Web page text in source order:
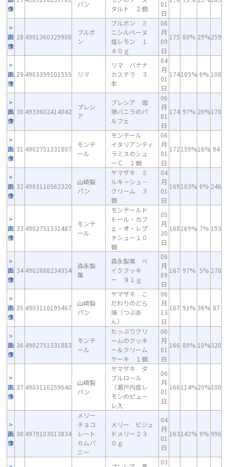
像
パン
タルト ２個
01
日
画
像
28 4901360329908
ブルボ
ン
ブルボン ミ
ニシルベーヌ
塩レモン １
４０ｇ
06
月
09
日
175 80% 29%259
画
像
29 4903399101555 リマ
リマ バナナ
カステラ ３
本
04
月
01
日
174105% 6% 108
画
像
30 4933602414042
プレシ
ア
プレシア 珈
琲バニラのパ
ルフェ
06
月
01
日
174 97% 20%178
画
像
31 4902751331807
モンテ
ール
モンテール
イタリアンティ
ラミスのシュ
ーＣ １個
06
月
01
日
172159%16% 94
画
像
32 4903110562320
山崎製
パン
ヤマザキ ミ
ルキ－シュ－
クリ－ム ３
個
04
月
01
日
169103% 6% 246
画
像
33 4902751331487
モンテ
ール
モンテールド
トール・カフ
ェ・オ・レプ
チシュー１０
個
05
月
30
日
168169% 7% 193
画
像
34 4902888234354
森永製
菓
森永製菓 ベ
イククッキ
ー ９１ｇ
06
月
09
日
167 97% 5% 278
画
像
35 4903110195467
山崎製
パン
ヤマザキ こ
だわりのどら
焼（つぶあ
ん）
06
月
13
日
167 91% 36% 87
画
像
36 4902751331883
モンテ
ール
たっぷりクリ
ームのクッキ
ー＆クリーム
ケーキ １個
06
月
01
日
166 89% 10%320
画
像
37 4903110259640
山崎製
パン
ヤマザキ ダ
ブルロ－ル
（瀬戸内産レ
モンのピュ－
レ入
06
月
01
日
166114%20%100
画
像
38 4979103013834
メリー
チョコ
レート
カムパ
ニー
メリー ビジュ
ドメリー２３
０ｇ
04
月
01
日
163142% 9% 996
03